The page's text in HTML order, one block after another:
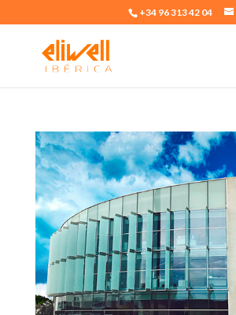
+34 96 313 42 04